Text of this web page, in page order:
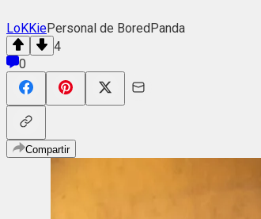
LoKKiePersonal de BoredPanda
4
0
Compartir